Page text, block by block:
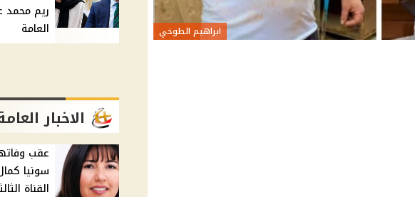
ابراهيم الطوخي
العامة
الاخبار
عقب
سونيا
القناة